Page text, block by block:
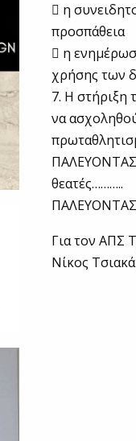
 η
προσπάθεια
 η
χρήσης των
7. Η στήριξη
να
ΠΑΛΕΥΟΝΤΑΣ
θεατές………..
ΠΑΛΕΥΟΝΤΑΣ
Για τον ΑΠΣ
Νίκος